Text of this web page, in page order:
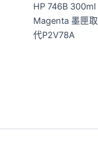
HP 746B 300ml
Magenta 墨匣取
代P2V78A